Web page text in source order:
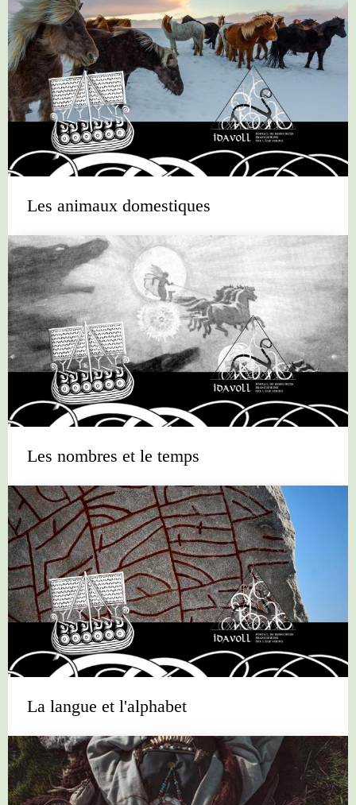
Les animaux domestiques
Les nombres et le temps
La langue et l'alphabet